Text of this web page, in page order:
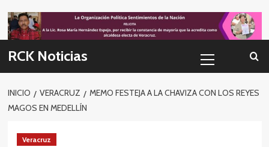
to
content
RCK Noticias
primario
INICIO VERACRUZ
MEMO FESTEJA A LA CHAVIZA CON LOS REYES
MAGOS EN MEDELLÍN
Veracruz